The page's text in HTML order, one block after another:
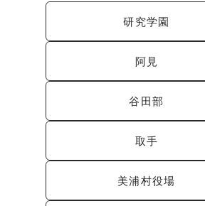
研究学園
阿見
谷田部
取手
美浦村役場